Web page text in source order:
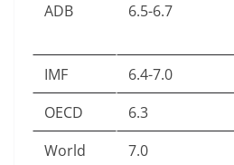
ADB 6.5-6.7
IMF
6.4-7.0
OECD
6.3
World
7.0